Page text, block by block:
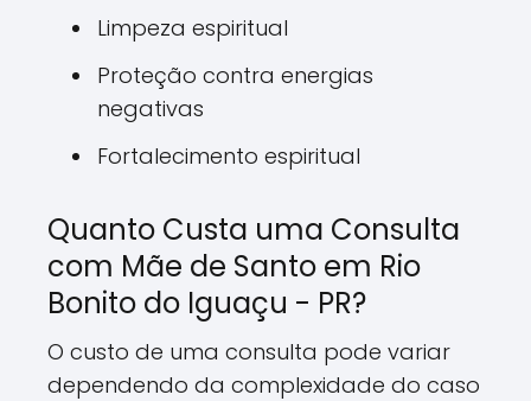
Limpeza espiritual
Proteção contra energias
negativas
Fortalecimento espiritual
Quanto Custa uma Consulta
com Mãe de Santo em Rio
Bonito do Iguaçu - PR?
O custo de uma consulta pode variar
dependendo da complexidade do caso